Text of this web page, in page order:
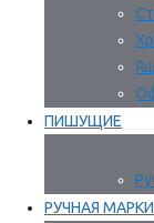
ПИШУЩИЕ
РУЧНАЯ